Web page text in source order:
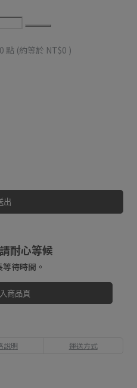
0 點 (約等於 NT$0 )
出
耐心等候
待時間。
商品頁
說明 運送方式